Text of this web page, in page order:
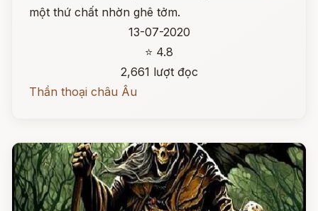
một thứ chất nhờn ghê tởm.
13-07-2020
⭐ 4.8
2,661 lượt đọc
Thần thoại châu Âu